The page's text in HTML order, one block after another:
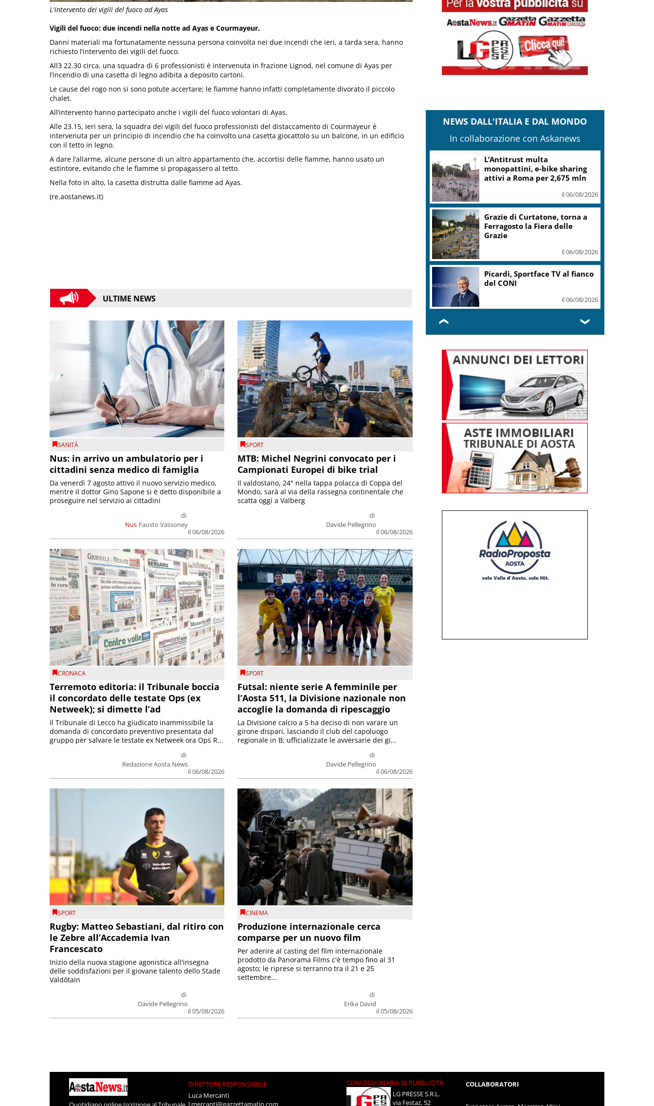
L'intervento dei vigili del fuoco ad Ayas
Vigili del fuoco: due incendi nella notte ad Ayas e Courmayeur.
Danni materiali ma fortunatamente nessuna persona coinvolta nei due incendi che ieri, a tarda sera, hanno
richiesto l’intervento dei vigili del fuoco.
All3 22.30 circa, una squadra di 6 professionisti è intervenuta in frazione Lignod, nel comune di Ayas per
l’incendio di una casetta di legno adibita a deposito cartoni.
Le cause del rogo non si sono potute accertare; le fiamme hanno infatti completamente divorato il piccolo
chalet.
All’intervento hanno partecipato anche i vigili del fuoco volontari di Ayas.
Alle 23.15, ieri sera, la squadra dei vigili del fuoco professionisti del distaccamento di Courmayeur è
intervenuta per un principio di incendio che ha coinvolto una casetta giocattolo su un balcone, in un edificio
con il tetto in legno.
A dare l’allarme, alcune persone di un altro appartamento che, accortisi delle fiamme, hanno usato un
estintore, evitando che le fiamme si propagassero al tetto.
Nella foto in alto, la casetta distrutta dalle fiamme ad Ayas.
(re.aostanews.it)
ULTIME NEWS
SANITÀ
Nus: in arrivo un ambulatorio per i
cittadini senza medico di famiglia
Nus
di
Fausto Vassoney
il 06/08/2026
Da venerdì 7 agosto attivo il nuovo servizio medico,
mentre il dottor Gino Sapone si è detto disponibile a
proseguire nel servizio ai cittadini
SPORT
MTB: Michel Negrini convocato per i
Campionati Europei di bike trial
di
Davide Pellegrino
il 06/08/2026
Il valdostano, 24° nella tappa polacca di Coppa del
Mondo, sarà al via della rassegna continentale che
scatta oggi a Valberg
CRONACA
Terremoto editoria: il Tribunale boccia
il concordato delle testate Ops (ex
Netweek); si dimette l’ad
di
Redazione Aosta News
il 06/08/2026
Il Tribunale di Lecco ha giudicato inammissibile la
domanda di concordato preventivo presentata dal
gruppo per salvare le testate ex Netweek ora Ops R...
SPORT
Futsal: niente serie A femminile per
l’Aosta 511, la Divisione nazionale non
accoglie la domanda di ripescaggio
di
Davide Pellegrino
il 06/08/2026
La Divisione calcio a 5 ha deciso di non varare un
girone dispari, lasciando il club del capoluogo
regionale in B; ufficializzate le avversarie dei gi...
SPORT
Rugby: Matteo Sebastiani, dal ritiro con
le Zebre all’Accademia Ivan
Francescato
di
Davide Pellegrino
il 05/08/2026
Inizio della nuova stagione agonistica all'insegna
delle soddisfazioni per il giovane talento dello Stade
Valdôtain
CINEMA
Produzione internazionale cerca
comparse per un nuovo film
di
Erika David
il 05/08/2026
Per aderire al casting del film internazionale
prodotto da Panorama Films c'è tempo fino al 31
agosto; le riprese si terranno tra il 21 e 25
settembre...
NEWS DALL'ITALIA E DAL MONDO
In collaborazione con Askanews
L’Antitrust multa
monopattini, e-bike sharing
attivi a Roma per 2,675 mln
il 06/08/2026
Grazie di Curtatone, torna a
Ferragosto la Fiera delle
Grazie
il 06/08/2026
Picardi, Sportface TV al fianco
del CONI
il 06/08/2026
❮ ❯
DIRETTORE RESPONSABILE
Luca Mercanti
l.mercanti@gazzettamatin.com
CONCESSIONARIA DI PUBBLICITÀ
LG PRESSE S.R.L.
via Festaz, 52
COLLABORATORI